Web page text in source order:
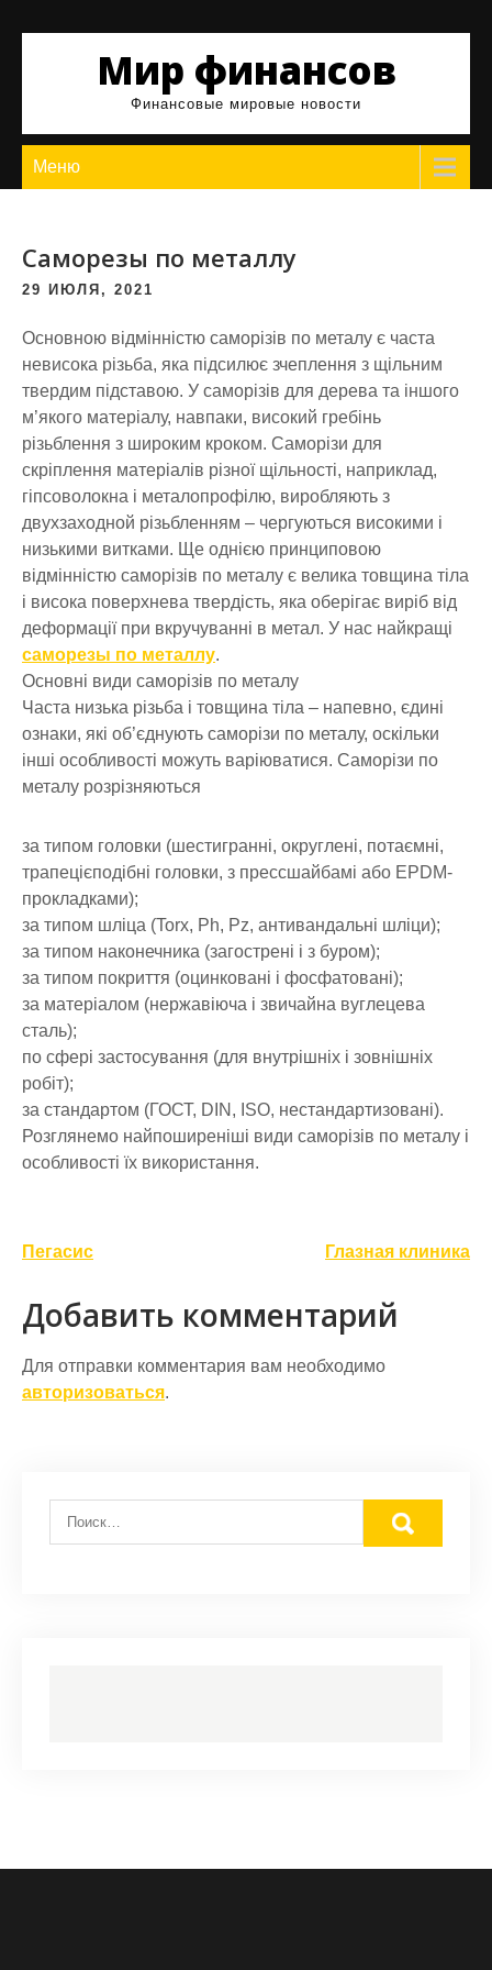
Мир финансов
Финансовые мировые новости
Меню
Саморезы по металлу
29 ИЮЛЯ, 2021
Основною відмінністю саморізів по металу є часта
невисока різьба, яка підсилює зчеплення з щільним
твердим підставою. У саморізів для дерева та іншого
м’якого матеріалу, навпаки, високий гребінь
різьблення з широким кроком. Саморізи для
скріплення матеріалів різної щільності, наприклад,
гіпсоволокна і металопрофілю, виробляють з
двухзаходной різьбленням – чергуються високими і
низькими витками. Ще однією принциповою
відмінністю саморізів по металу є велика товщина тіла
і висока поверхнева твердість, яка оберігає виріб від
деформації при вкручуванні в метал. У нас найкращі
саморезы по металлу.
Основні види саморізів по металу
Часта низька різьба і товщина тіла – напевно, єдині
ознаки, які об’єднують саморізи по металу, оскільки
інші особливості можуть варіюватися. Саморізи по
металу розрізняються
за типом головки (шестигранні, округлені, потаємні,
трапецієподібні головки, з прессшайбамі або EPDM-
прокладками);
за типом шліца (Torx, Ph, Pz, антивандальні шліци);
за типом наконечника (загострені і з буром);
за типом покриття (оцинковані і фосфатовані);
за матеріалом (нержавіюча і звичайна вуглецева
сталь);
по сфері застосування (для внутрішніх і зовнішніх
робіт);
за стандартом (ГОСТ, DIN, ISO, нестандартизовані).
Розглянемо найпоширеніші види саморізів по металу і
особливості їх використання.
Навигация
записям
Пегасис Глазная клиника
Добавить комментарий
Для отправки комментария вам необходимо
авторизоваться.